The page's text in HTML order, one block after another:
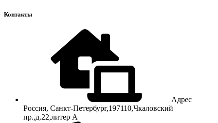
Контакты
Адрес
Россия, Санкт-Петербург,197110,Чкаловский
пр.,д.22,литер А